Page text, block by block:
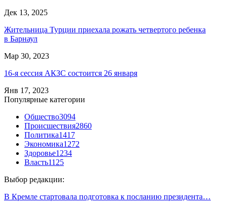
Дек 13, 2025
Жительница Турции приехала рожать четвертого ребенка
в Барнаул
Мар 30, 2023
16-я сессия АКЗС состоится 26 января
Янв 17, 2023
Популярные категории
Общество3094
Происшествия2860
Политика1417
Экономика1272
Здоровье1234
Власть1125
Выбор редакции:
В Кремле стартовала подготовка к посланию президента…